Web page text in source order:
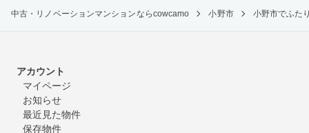
中古・リノベーションマンションならcowcamo 小野市 小野市でふた
アカウント
マイページ
お知らせ
最近見た物件
保存物件